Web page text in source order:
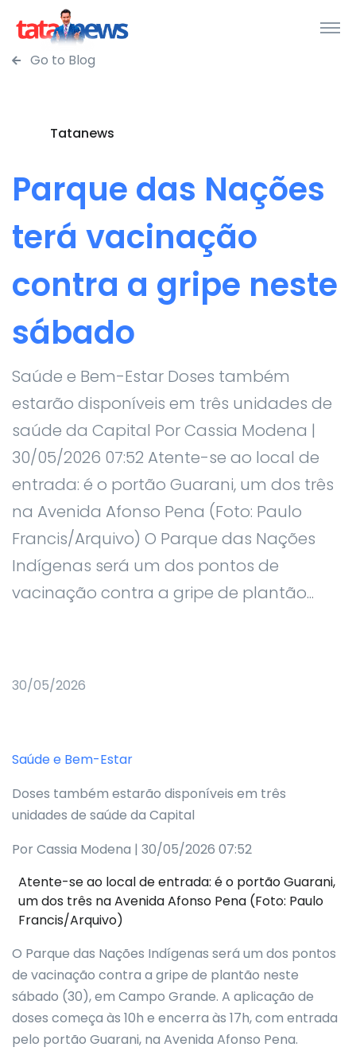
Go to Blog
Tatanews
Parque das Nações
terá vacinação
contra a gripe neste
sábado
Saúde e Bem-Estar Doses também
estarão disponíveis em três unidades de
saúde da Capital Por Cassia Modena |
30/05/2026 07:52 Atente-se ao local de
entrada: é o portão Guarani, um dos três
na Avenida Afonso Pena (Foto: Paulo
Francis/Arquivo) O Parque das Nações
Indígenas será um dos pontos de
vacinação contra a gripe de plantão...
30/05/2026
Saúde e Bem-Estar
Doses também estarão disponíveis em três
unidades de saúde da Capital
Por Cassia Modena | 30/05/2026 07:52
Atente-se ao local de entrada: é o portão Guarani,
um dos três na Avenida Afonso Pena (Foto: Paulo
Francis/Arquivo)
O Parque das Nações Indígenas será um dos pontos
de vacinação contra a gripe de plantão neste
sábado (30), em Campo Grande. A aplicação de
doses começa às 10h e encerra às 17h, com entrada
pelo portão Guarani, na Avenida Afonso Pena.